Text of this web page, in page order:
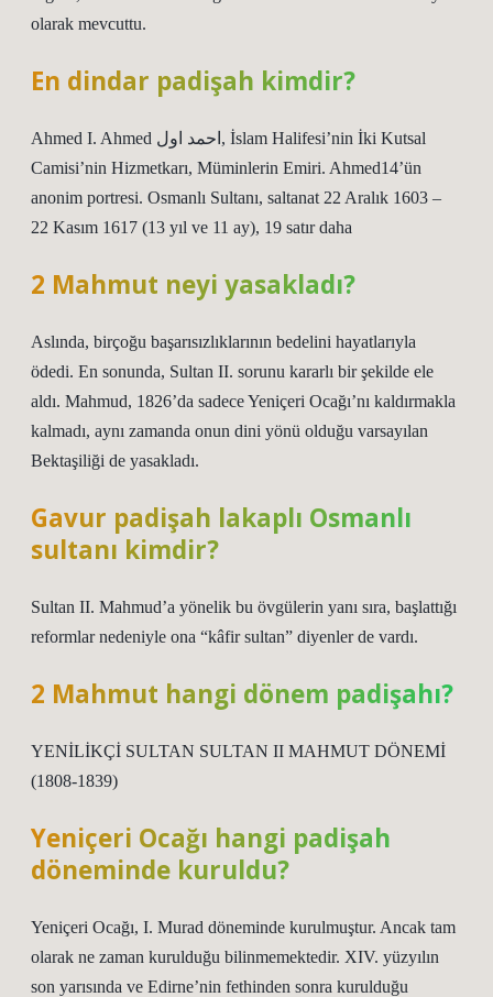
olarak mevcuttu.
En dindar padişah kimdir?
Ahmed I. Ahmed احمد اول, İslam Halifesi’nin İki Kutsal
Camisi’nin Hizmetkarı, Müminlerin Emiri. Ahmed14’ün
anonim portresi. Osmanlı Sultanı, saltanat 22 Aralık 1603 –
22 Kasım 1617 (13 yıl ve 11 ay), 19 satır daha
2 Mahmut neyi yasakladı?
Aslında, birçoğu başarısızlıklarının bedelini hayatlarıyla
ödedi. En sonunda, Sultan II. sorunu kararlı bir şekilde ele
aldı. Mahmud, 1826’da sadece Yeniçeri Ocağı’nı kaldırmakla
kalmadı, aynı zamanda onun dini yönü olduğu varsayılan
Bektaşiliği de yasakladı.
Gavur padişah lakaplı Osmanlı
sultanı kimdir?
Sultan II. Mahmud’a yönelik bu övgülerin yanı sıra, başlattığı
reformlar nedeniyle ona “kâfir sultan” diyenler de vardı.
2 Mahmut hangi dönem padişahı?
YENİLİKÇİ SULTAN SULTAN II MAHMUT DÖNEMİ
(1808-1839)
Yeniçeri Ocağı hangi padişah
döneminde kuruldu?
Yeniçeri Ocağı, I. Murad döneminde kurulmuştur. Ancak tam
olarak ne zaman kurulduğu bilinmemektedir. XIV. yüzyılın
son yarısında ve Edirne’nin fethinden sonra kurulduğu